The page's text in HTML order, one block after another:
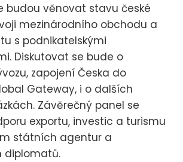
budou věnovat stavu české
mezinárodního obchodu a
s podnikatelskými
Diskutovat se bude o
zapojení Česka do
Gateway, i o dalších
Závěrečný panel se
exportu, investic a turismu
státních agentur a
diplomatů.